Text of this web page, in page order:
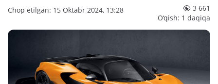
Chop etilgan: 15 Oktabr 2024, 13:28
3 661
O‘qish: 1 daqiqa